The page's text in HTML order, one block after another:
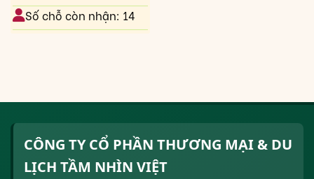
Số chỗ còn nhận: 14
CÔNG TY CỔ PHẦN THƯƠNG MẠI & DU
LỊCH TẦM NHÌN VIỆT